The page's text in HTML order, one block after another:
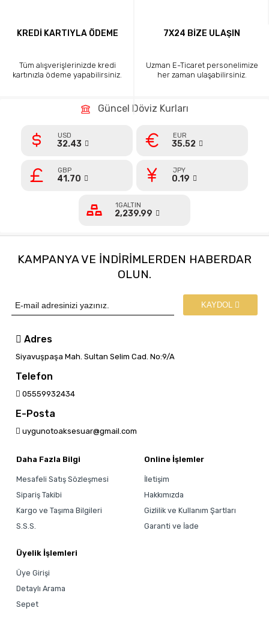
KREDİ KARTIYLA ÖDEME
Tüm alışverişlerinizde kredi
kartınızla ödeme yapabilirsiniz.
7X24 BİZE ULAŞIN
Uzman E-Ticaret personelimize
her zaman ulaşabilirsiniz.
Güncel Döviz Kurları
USD
32.43
EUR
35.52
GBP
41.70
JPY
0.19
1GALTIN
2,239.99
KAMPANYA VE INDIRIMLERDEN HABERDAR
OLUN.
KAYDOL
Adres
Siyavuşpaşa Mah. Sultan Selim Cad. No:9/A
Telefon
05559932434
E-Posta
uygunotoaksesuar@gmail.com
Daha Fazla Bilgi
Mesafeli Satış Sözleşmesi
Sipariş Takibi
Kargo ve Taşıma Bilgileri
S.S.S.
Online İşlemler
İletişim
Hakkımızda
Gizlilik ve Kullanım Şartları
Garanti ve İade
Üyelik İşlemleri
Üye Girişi
Detaylı Arama
Sepet